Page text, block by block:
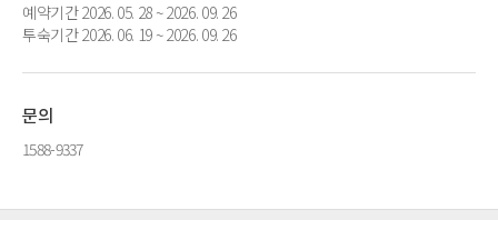
예약기간 2026. 05. 28 ~ 2026. 09. 26
투숙기간 2026. 06. 19 ~ 2026. 09. 26
문의
1588-9337